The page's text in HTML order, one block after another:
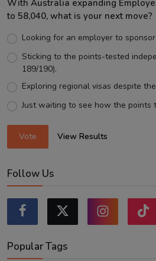
With Australia expanding
to 58,040, what is your next move?
Looking for an employer to
Sticking to the points-tested
189/190).
Exploring regional visas despite
Just waiting to see how the points
Vote View Results
Follow Us
Popular Tags